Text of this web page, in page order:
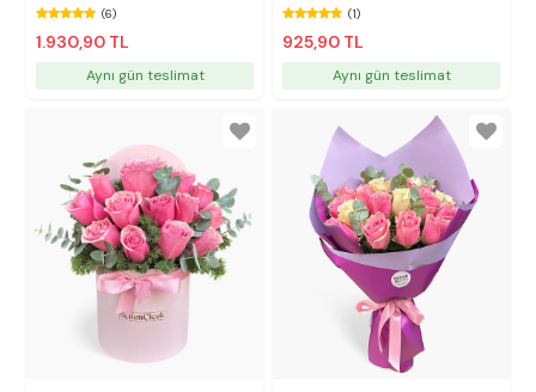
(6)
1.930,90 TL
Aynı gün teslimat
(1)
925,90 TL
Aynı gün teslimat